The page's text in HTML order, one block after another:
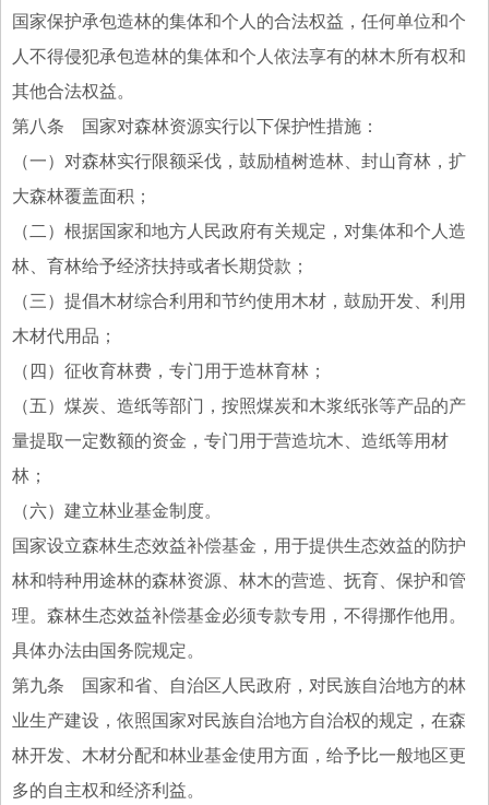
国家保护承包造林的集体和个人的合法权益，任何单位和个
人不得侵犯承包造林的集体和个人依法享有的林木所有权和
其他合法权益。
第八条 国家对森林资源实行以下保护性措施：
（一）对森林实行限额采伐，鼓励植树造林、封山育林，扩
大森林覆盖面积；
（二）根据国家和地方人民政府有关规定，对集体和个人造
林、育林给予经济扶持或者长期贷款；
（三）提倡木材综合利用和节约使用木材，鼓励开发、利用
木材代用品；
（四）征收育林费，专门用于造林育林；
（五）煤炭、造纸等部门，按照煤炭和木浆纸张等产品的产
量提取一定数额的资金，专门用于营造坑木、造纸等用材
林；
（六）建立林业基金制度。
国家设立森林生态效益补偿基金，用于提供生态效益的防护
林和特种用途林的森林资源、林木的营造、抚育、保护和管
理。森林生态效益补偿基金必须专款专用，不得挪作他用。
具体办法由国务院规定。
第九条 国家和省、自治区人民政府，对民族自治地方的林
业生产建设，依照国家对民族自治地方自治权的规定，在森
林开发、木材分配和林业基金使用方面，给予比一般地区更
多的自主权和经济利益。